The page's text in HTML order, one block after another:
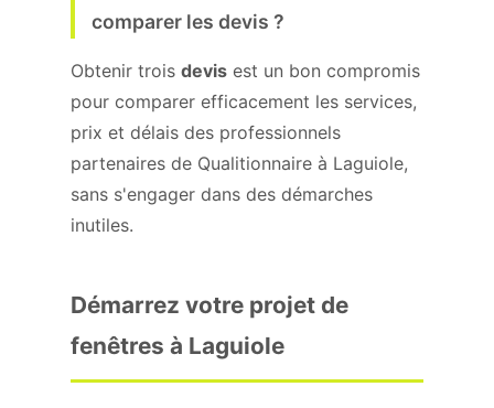
comparer les devis ?
Obtenir trois devis est un bon compromis
pour comparer efficacement les services,
prix et délais des professionnels
partenaires de Qualitionnaire à Laguiole,
sans s'engager dans des démarches
inutiles.
Démarrez votre projet de
fenêtres à Laguiole